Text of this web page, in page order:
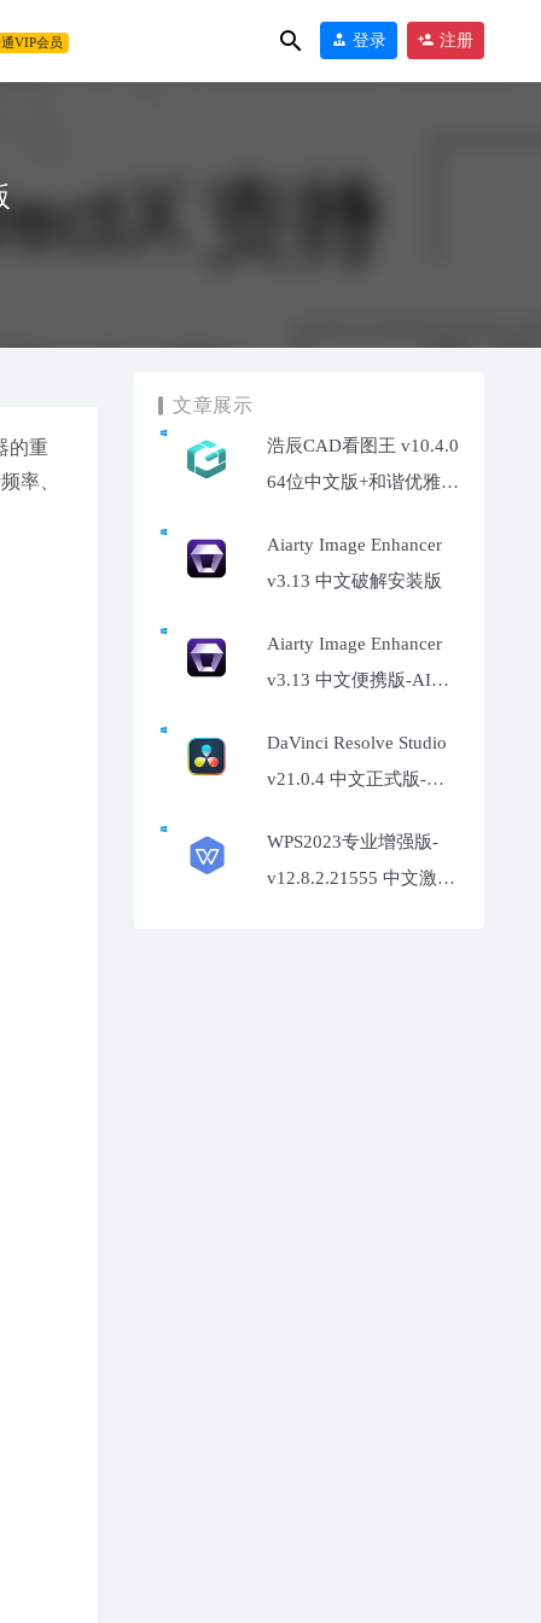
VIP会员 登录 注册
的重
率、
文章展示
浩辰CAD看图王 v10.4.0
64位中文版+和谐优雅补
Aiarty Image Enhancer
v3.13 中文破解安装版
Aiarty Image Enhancer
v3.13 中文便携版-AI照
DaVinci Resolve Studio
v21.0.4 中文正式版-达
WPS2023专业增强版-
v12.8.2.21555 中文激活